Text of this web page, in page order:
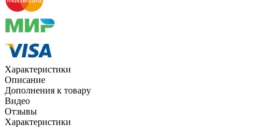
Характеристики
Описание
Дополнения к товару
Видео
Отзывы
Характеристики